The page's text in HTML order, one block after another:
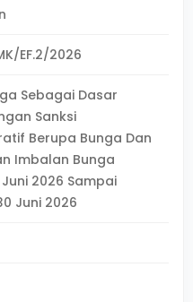
EF.2/2026
Sebagai Dasar
Sanksi
Berupa Bunga Dan
Imbalan Bunga
Juni 2026 Sampai
Juni 2026